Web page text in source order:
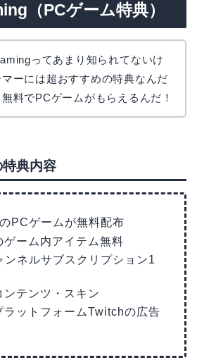
（PCゲーム特典）
ってあまり知られてないけ
マーには超おすすめの特典なんだ
料でPCゲームがもらえるんだ！
典内容
PCゲームが無料配布
ゲーム内アイテム無料
ネルサブスクリプション1
ンテンツ・スキン
ラットフォームTwitchの広告